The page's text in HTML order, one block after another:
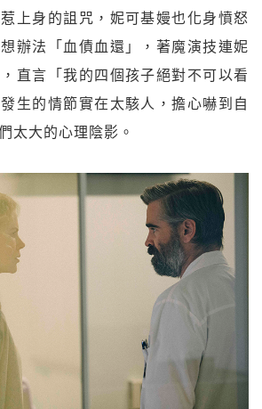
上身的詛咒，妮可基嫚也化身憤怒
辦法「血債血還」，著魔演技連妮
直言「我的四個孩子絕對不可以看
生的情節實在太駭人，擔心嚇到自
太大的心理陰影。